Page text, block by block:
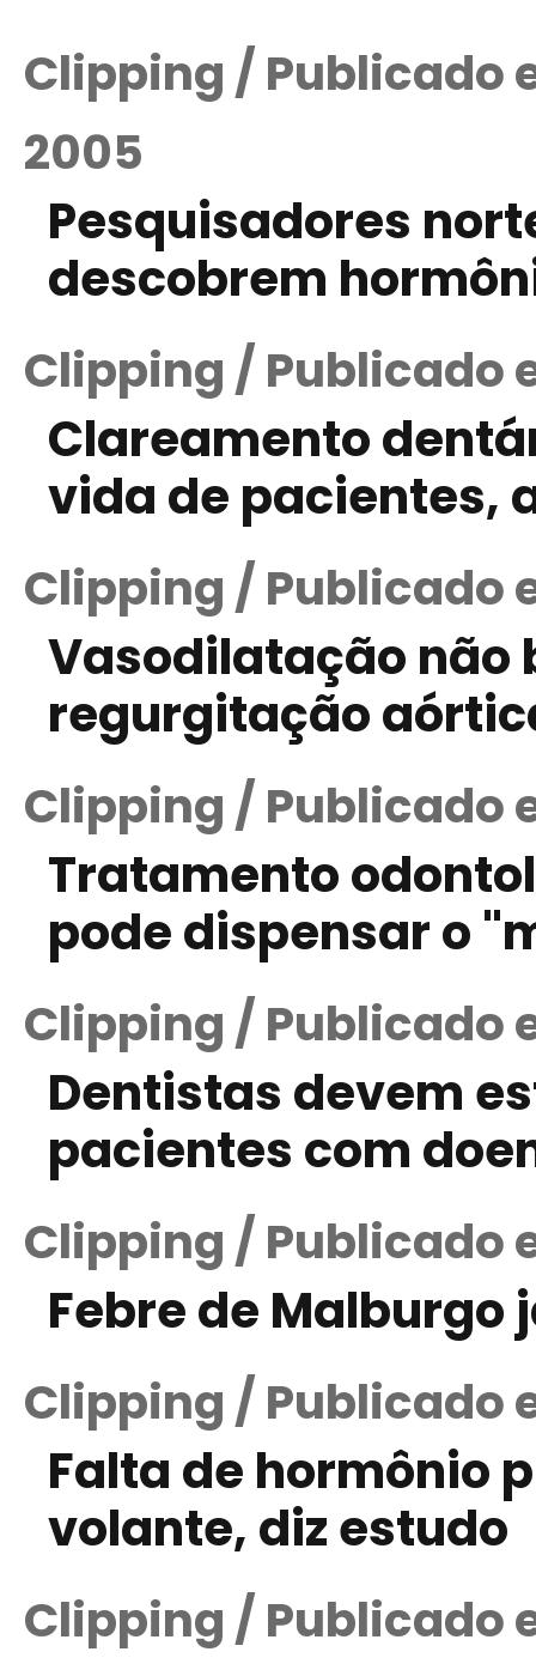
Clipping / Publicado
2005
Pesquisadores
descobrem
Clipping / Publicado
Clareamento
vida de pacientes,
Clipping / Publicado
Vasodilatação não
regurgitação
Clipping / Publicado
Tratamento
pode dispensar o
Clipping / Publicado
Dentistas devem
pacientes com
Clipping / Publicado
Febre de Malburgo
Clipping / Publicado
Falta de hormônio
volante, diz estudo
Clipping / Publicado